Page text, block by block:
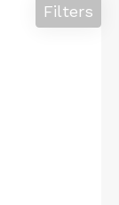
Filters